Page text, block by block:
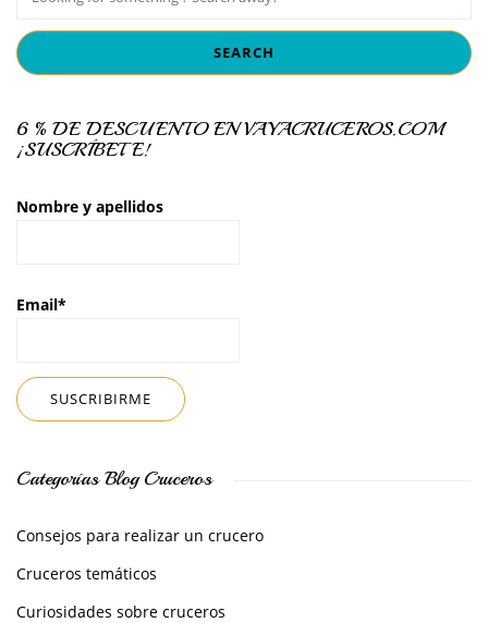
6 % DE DESCUENTO EN VAYACRUCEROS.COM
¡SUSCRÍBETE!
Nombre y apellidos
Email*
Categorías Blog Cruceros
Consejos para realizar un crucero
Cruceros temáticos
Curiosidades sobre cruceros